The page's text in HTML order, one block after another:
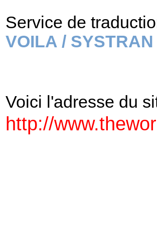
Service de
VOILA /
Voici l'adresse du
http://